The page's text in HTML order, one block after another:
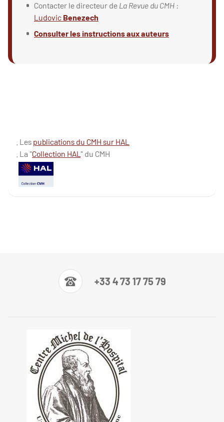
Contacter le directeur de La Revue du CMH :
Ludovic Benezech
Consulter les instructions aux auteurs
. Les publications du CMH sur HAL
. La "Collection HAL " du CMH
+33 4 73 17 75 79